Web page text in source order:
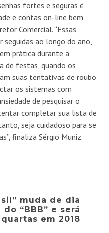
fortes e seguras é
e contas on-line bem
Comercial. “Essas
seguidas ao longo do ano,
prática durante a
de festas, quando os
suas tentativas de roubo
os sistemas com
de pesquisar o
completar sua lista de
seja cuidadoso para se
finaliza Sérgio Muniz.
muda de dia
do “BBB” e será
em 2018